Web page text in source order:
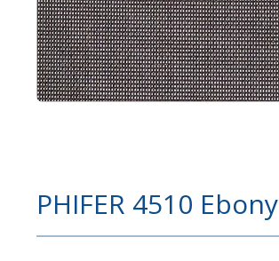
PHIFER 4510 Ebony